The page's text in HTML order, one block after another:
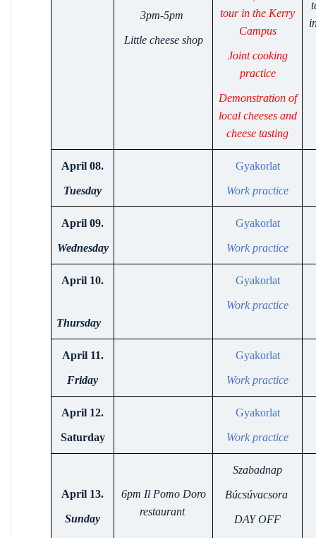
3pm-5pm
Little cheese shop
tour in the Kerry
Campus
Joint cooking
practice
Demonstration of
local cheeses and
cheese tasting
April 08.
Tuesday
Gyakorlat
Work practice
April 09.
Wednesday
Gyakorlat
Work practice
April 10.
Thursday
Gyakorlat
Work practice
April 11.
Friday
Gyakorlat
Work practice
April 12.
Saturday
Gyakorlat
Work practice
April 13.
Sunday
6pm Il Pomo Doro
restaurant
Szabadnap
Búcsúvacsora
DAY OFF